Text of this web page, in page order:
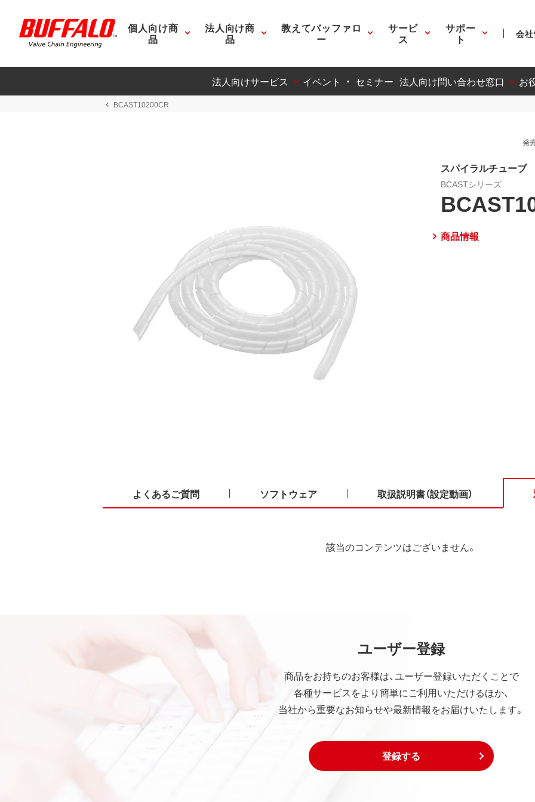
個人向け商
品
法人向け商
品
教えてバッファロ
ー
サービ
ス
サポー
ト 会
法人向けサービス イベント ・ セミナー 法人向け問い合わせ窓口 お
BCAST10200CR
発
スパイラルチューブ
BCASTシリーズ
商品情報
よくあるご質問 ソフトウェア 取扱説明書（設定動画）
該当のコンテンツはございません。
ユーザー登録
商品をお持ちのお客様は、ユーザー登録いただくことで
各種サービスをより簡単にご利用いただけるほか、
当社から重要なお知らせや最新情報をお届けいたします。
登録する